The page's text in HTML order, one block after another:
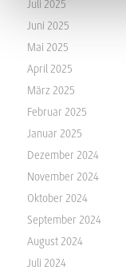
Juli 2025
Juni 2025
Mai 2025
April 2025
März 2025
Februar 2025
Januar 2025
Dezember 2024
November 2024
Oktober 2024
September 2024
August 2024
Juli 2024